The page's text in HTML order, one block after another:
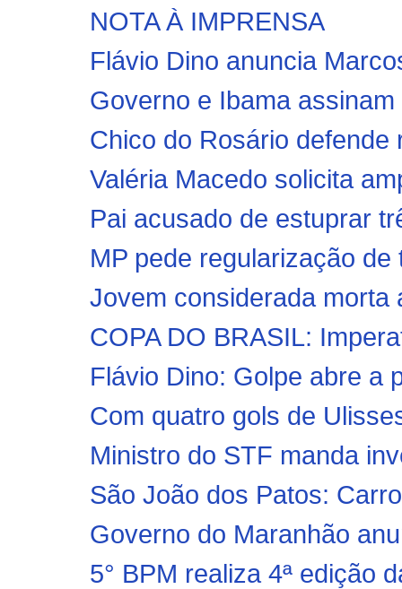
NOTA À IMPRENSA
Flávio Dino anuncia
Governo e Ibama
Chico do Rosário
Valéria Macedo solicita
Pai acusado de estuprar
MP pede regularização
Jovem considerada morta
COPA DO BRASIL:
Flávio Dino: Golpe abre a
Com quatro gols de
Ministro do STF manda
São João dos Patos:
Governo do Maranhão
5° BPM realiza 4ª edição